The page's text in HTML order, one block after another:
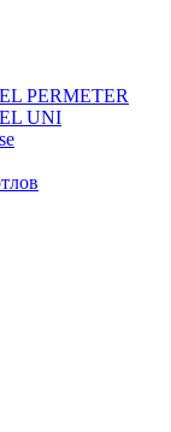
PERMETER
UNI